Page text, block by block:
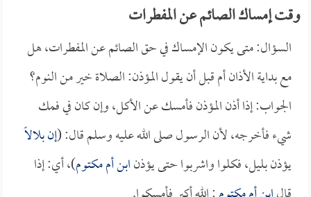
وقت إمساك الصائم عن المفطرات
السؤال: متى يكون الإمساك في حق الصائم عن المفطرات، هل
مع بداية الأذان أم قبل أن يقول المؤذن: الصلاة خير من النوم؟
الجواب: إذا أذن المؤذن فأمسك عن الأكل، وإن كان في فمك
شيء فأخرجه، لأن الرسول صلى الله عليه وسلم قال: (إنبلالاً
يؤذن بليل، فكلوا واشربوا حتى يؤذنابن أم مكتوم)، أي: إذا